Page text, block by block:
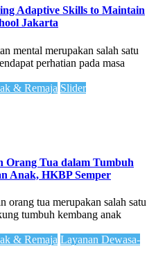
Adaptive Skills to Maintain
Jakarta
mental merupakan salah satu
perhatian pada masa
& Remaja Slider
Tua dalam Tumbuh
Anak, HKBP Semper
orang tua merupakan salah satu
tumbuh kembang anak
& Remaja Layanan Dewasa-